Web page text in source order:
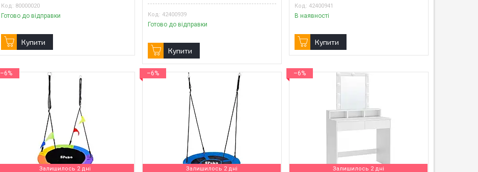
80000020
Готово до відправки
Купити
42400939
Готово до відправки
Купити
42400941
В наявності
Купити
–6%
Залишилось 2 дні
–6%
Залишилось 2 дні
–6%
Залишилось 2 дні